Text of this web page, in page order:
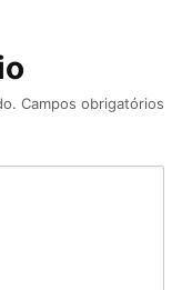
Campos obrigatórios